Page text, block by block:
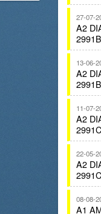
27-07-
A2
13-06-
A2
11-07-
A2
22-05-
A2
08-08-
A1